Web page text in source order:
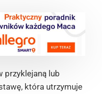
przyklejaną lub
która utrzymuje